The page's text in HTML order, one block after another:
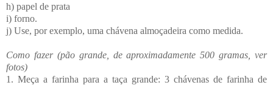
h) papel de prata
i) forno.
j) Use, por exemplo, uma chávena almoçadeira como medida.
Como fazer (pão grande, de aproximadamente 500 gramas, ver
fotos)
1. Meça a farinha para a taça grande: 3 chávenas de farinha de